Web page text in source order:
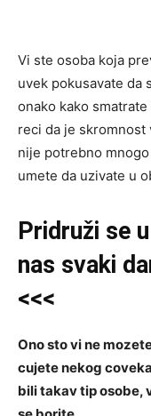
Vi ste osoba koja
uvek pokusavate da
onako kako
reci da je skromnost
nije potrebno
umete da uzivate u
Pridruži se
nas svaki
<<<
Ono sto vi ne
cujete nekog
bili takav tip osobe,